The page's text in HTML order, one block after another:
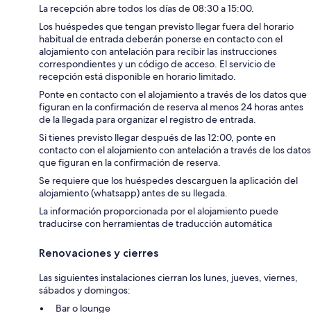
La recepción abre todos los días de 08:30 a 15:00.
Los huéspedes que tengan previsto llegar fuera del horario
habitual de entrada deberán ponerse en contacto con el
alojamiento con antelación para recibir las instrucciones
correspondientes y un código de acceso. El servicio de
recepción está disponible en horario limitado.
Ponte en contacto con el alojamiento a través de los datos que
figuran en la confirmación de reserva al menos 24 horas antes
de la llegada para organizar el registro de entrada.
Si tienes previsto llegar después de las 12:00, ponte en
contacto con el alojamiento con antelación a través de los datos
que figuran en la confirmación de reserva.
Se requiere que los huéspedes descarguen la aplicación del
alojamiento (whatsapp) antes de su llegada.
La información proporcionada por el alojamiento puede
traducirse con herramientas de traducción automática
Renovaciones y cierres
Las siguientes instalaciones cierran los lunes, jueves, viernes,
sábados y domingos:
Bar o lounge